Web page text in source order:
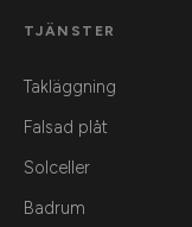
TJÄNSTER
Takläggning
Falsad plåt
Solceller
Badrum